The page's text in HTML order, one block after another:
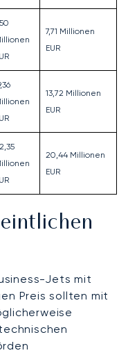
7,71 Millionen
EUR
13,72 Millionen
EUR
20,44 Millionen
EUR
Jets mit
Preis sollten mit